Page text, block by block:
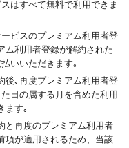
はすべて無料で利用できま
ビスのプレミアム利用者登
ム利用者登録が解約された
いいただきます｡
後､再度プレミアム利用者登
日の属する月を含めた利用
ます｡
と再度のプレミアム利用者
項が適用されるため、当該